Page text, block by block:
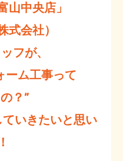
山中央店」
式会社）
フが、
ーム工事って
？”
いきたいと思い